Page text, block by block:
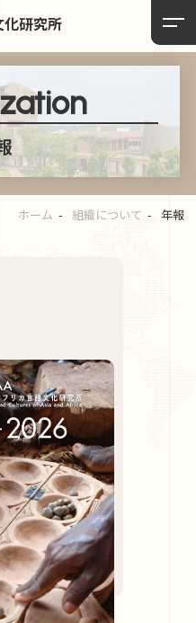
化研究所
ホーム 組織について 年報